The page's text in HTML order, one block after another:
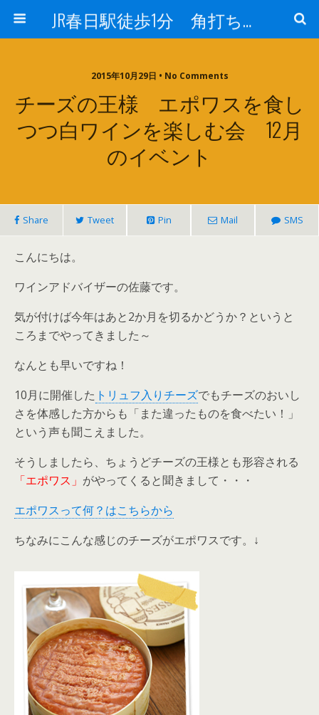
JR春日駅徒歩1分 角打ち 酒のフヨー
2015年10月29日 • No Comments
チーズの王様 エポワスを食し
つつ白ワインを楽しむ会 12月
のイベント
Share Tweet Pin Mail SMS
こんにちは。
ワインアドバイザーの佐藤です。
気が付けば今年はあと2か月を切るかどうか？というと
ころまでやってきました～
なんとも早いですね！
10月に開催した トリュフ入りチーズでもチーズのおいし
さを体感した方からも「また違ったものを食べたい！」
という声も聞こえました。
そうしましたら、ちょうどチーズの王様とも形容される
「エポワス」 がやってくると聞きまして・・・
エポワスって何？はこちらから
ちなみにこんな感じのチーズがエポワスです。↓